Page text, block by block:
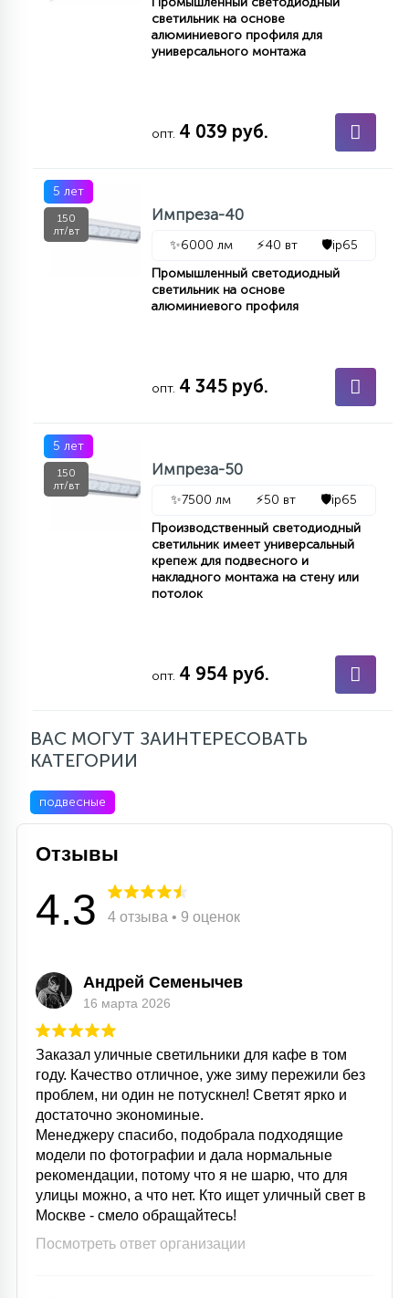
светильник на основе
алюминиевого профиля для
универсального монтажа
опт. 4 039 руб.
5 лет
150
лт/вт
Импреза-40
✨6000 лм ⚡40 вт 🛡️ip65
Промышленный светодиодный
светильник на основе
алюминиевого профиля
опт. 4 345 руб.
5 лет
150
лт/вт
Импреза-50
✨7500 лм ⚡50 вт 🛡️ip65
Производственный светодиодный
светильник имеет универсальный
крепеж для подвесного и
накладного монтажа на стену или
потолок
опт. 4 954 руб.
ВАС МОГУТ ЗАИНТЕРЕСОВАТЬ
КАТЕГОРИИ
подвесные
Отзывы
4.3 4 отзыва • 9 оценок
Андрей Семенычев
16 марта 2026
Заказал уличные светильники для кафе в том
году. Качество отличное, уже зиму пережили без
проблем, ни один не потускнел! Светят ярко и
достаточно экономиные.
Менеджеру спасибо, подобрала подходящие
модели по фотографии и дала нормальные
рекомендации, потому что я не шарю, что для
улицы можно, а что нет. Кто ищет уличный свет в
Москве - смело обращайтесь!
Посмотреть ответ организации